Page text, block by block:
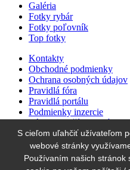
Galéria
Fotky rybár
Fotky poľovník
Top fotky
Kontakty
Obchodné podmienky
Ochrana osobných údajov
Pravidlá fóra
Pravidlá portálu
Podmienky inzercie
Zásady používania
Cenník inzercie
Súťaž
S cieľom uľahčiť užívateľom
webové stránky
Používaním našich